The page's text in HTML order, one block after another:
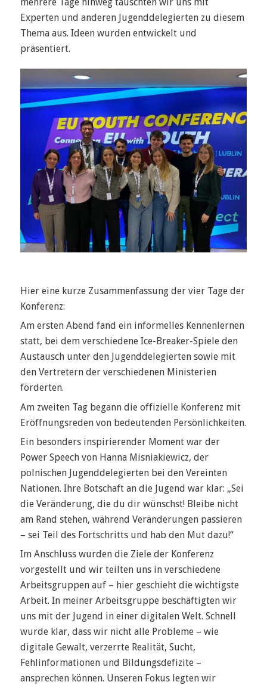
Experten und anderen Jugenddelegierten zu diesem
Thema aus. Ideen wurden entwickelt und
präsentiert.
Hier eine kurze Zusammenfassung der vier Tage der
Konferenz:
Am ersten Abend fand ein informelles Kennenlernen
statt, bei dem verschiedene Ice-Breaker-Spiele den
Austausch unter den Jugenddelegierten sowie mit
den Vertretern der verschiedenen Ministerien
förderten.
Am zweiten Tag begann die offizielle Konferenz mit
Eröffnungsreden von bedeutenden Persönlichkeiten.
Ein besonders inspirierender Moment war der
Power Speech von Hanna Misniakiewicz, der
polnischen Jugenddelegierten bei den Vereinten
Nationen. Ihre Botschaft an die Jugend war klar: „Sei
die Veränderung, die du dir wünschst! Bleibe nicht
am Rand stehen, während Veränderungen passieren
– sei Teil des Fortschritts und hab den Mut dazu!“
Im Anschluss wurden die Ziele der Konferenz
vorgestellt und wir teilten uns in verschiedene
Arbeitsgruppen auf – hier geschieht die wichtigste
Arbeit. In meiner Arbeitsgruppe beschäftigten wir
uns mit der Jugend in einer digitalen Welt. Schnell
wurde klar, dass wir nicht alle Probleme – wie
digitale Gewalt, verzerrte Realität, Sucht,
Fehlinformationen und Bildungsdefizite –
ansprechen können. Unseren Fokus legten wir